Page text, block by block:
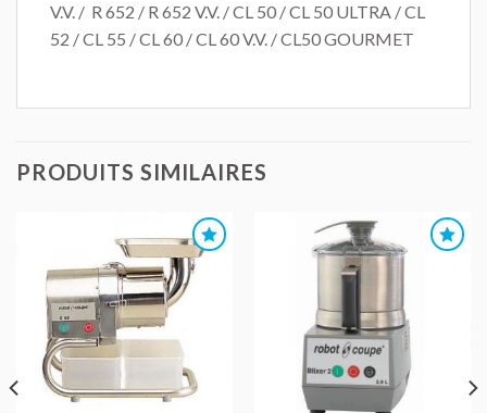
V.V. / R 652 / R 652 V.V. / CL 50 / CL 50 ULTRA / CL
52 / CL 55 / CL 60 / CL 60 V.V. / CL50 GOURMET
PRODUITS SIMILAIRES
AJOUTER
AU DEVIS
AJOUTER